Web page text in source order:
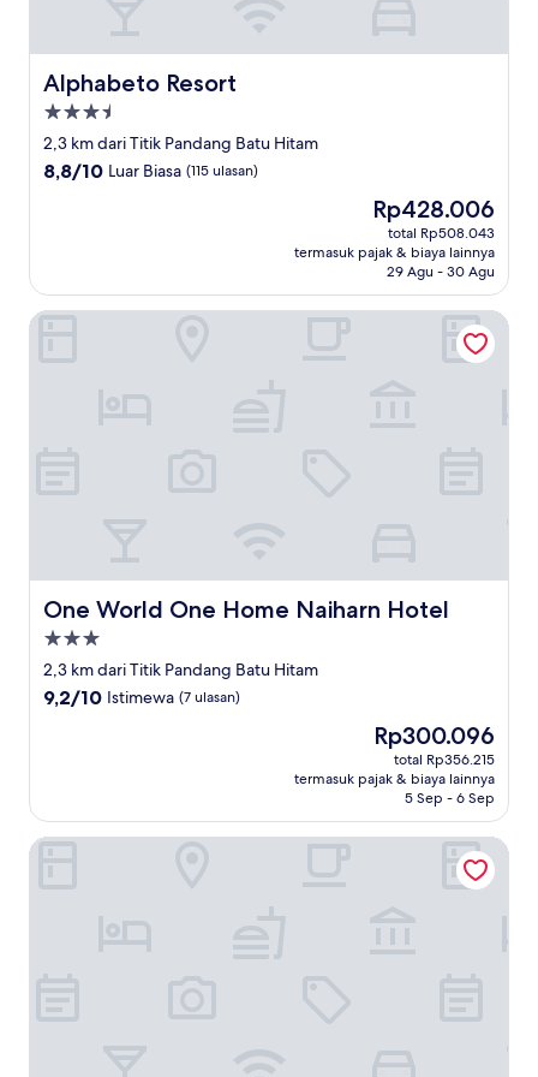
Alphabeto Resort
Alphabeto Resort
Properti
bintang
3.5
2,3 km dari Titik Pandang Batu Hitam
8.8
ulasan)
8,8/10 Luar Biasa (115 ulasan)
Harga
sekarang
Rp428.006
Rp428.006
total Rp508.043
termasuk pajak & biaya lainnya
29 Agu - 30 Agu
One World One Home Naiharn Hotel
One World One Home Naiharn Hotel
Properti
bintang
3.0
2,3 km dari Titik Pandang Batu Hitam
9.2
9,2/10 Istimewa (7 ulasan)
Harga
sekarang
Rp300.096
Rp300.096
total Rp356.215
termasuk pajak & biaya lainnya
5 Sep - 6 Sep
One World One Home Naiharn Hotel
Ya Nui Resort